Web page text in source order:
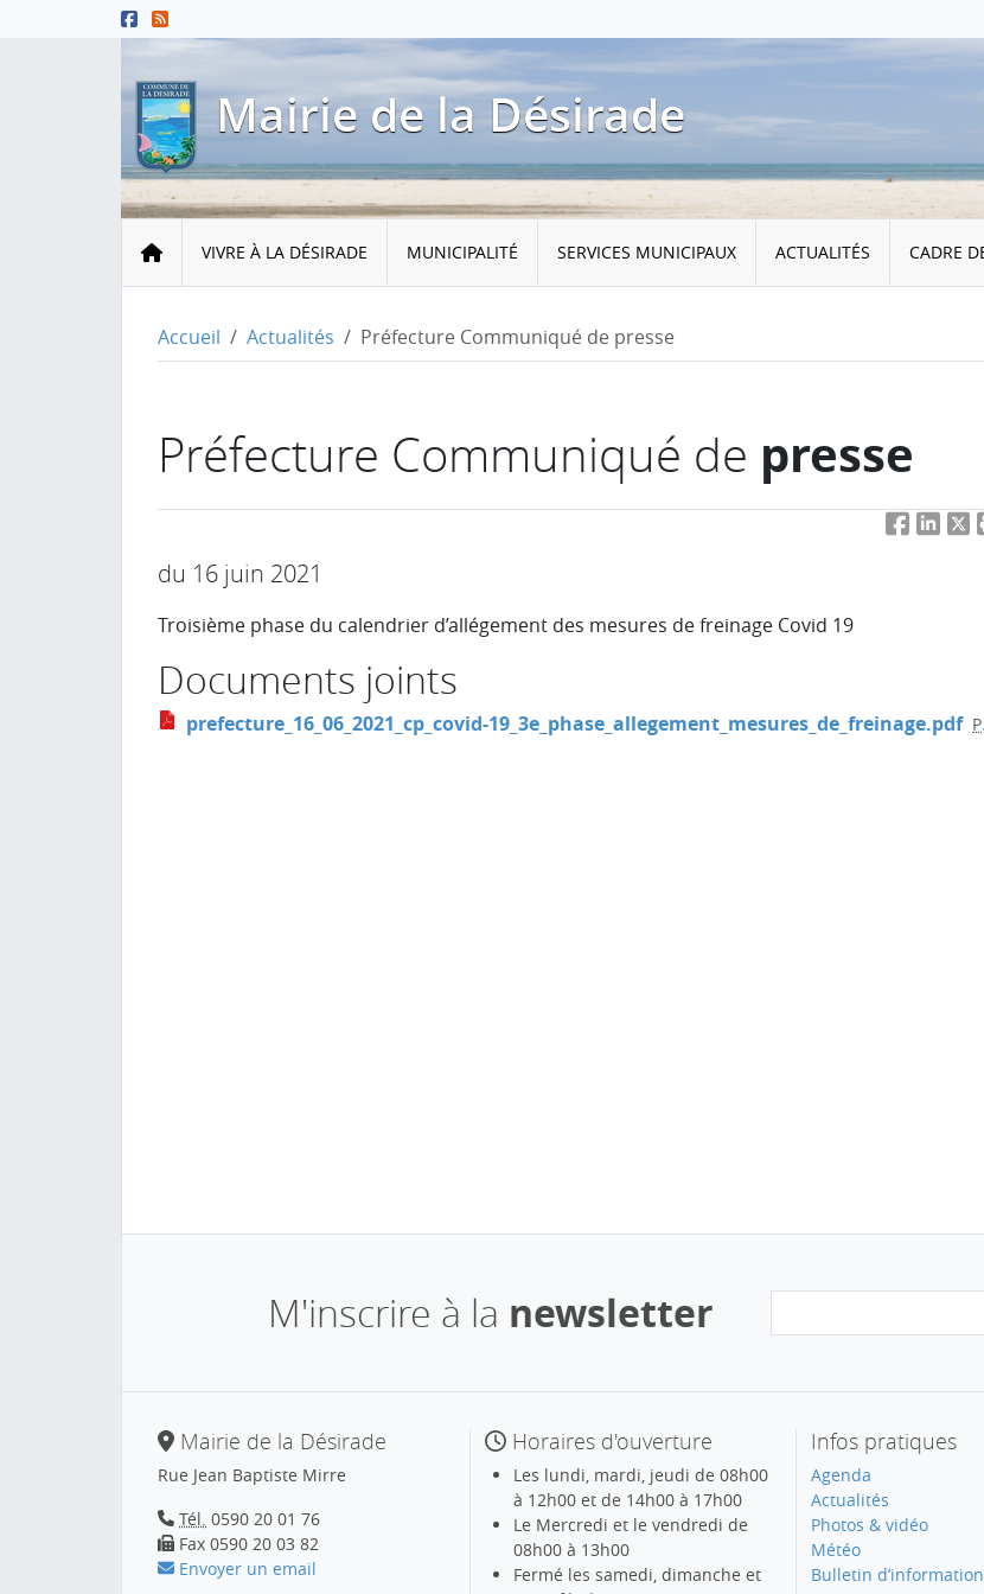
Menu principal
Contenu principal
Mairie de la Désirade
AccueilVIVRE À LA DÉSIRADE MUNICIPALITÉ SERVICES MUNICIPAUX ACTUALITÉS CADRE
Accueil Actualités Préfecture Communiqué de presse
Préfecture Communiqué de presse
Facebook
du 16 juin 2021
Troisième phase du calendrier d’allégement des mesures de freinage Covid 19
Documents joints
prefecture_16_06_2021_cp_covid-19_3e_phase_allegement_mesures_de_freinage.pdf PDF
M'inscrire à la newsletter
Mairie de la Désirade
Rue Jean Baptiste Mirre
Tél. 0590 20 01 76
Fax 0590 20 03 82
Envoyer un email
Horaires d'ouverture
Les lundi, mardi, jeudi de 08h00
à 12h00 et de 14h00 à 17h00
Le Mercredi et le vendredi de
08h00 à 13h00
Fermé les samedi, dimanche et
Infos pratiques
Agenda
Actualités
Photos & vidéo
Météo
Bulletin